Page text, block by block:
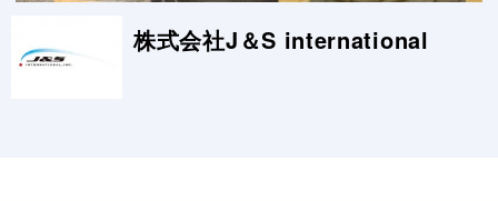
株式会社J＆S international